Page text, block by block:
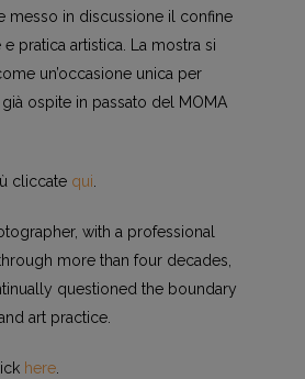
messo in discussione il confine
pratica artistica. La mostra si
un’occasione unica per
già ospite in passato del MOMA
cliccate qui.
with a professional
more than four decades,
questioned the boundary
art practice.
here.